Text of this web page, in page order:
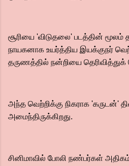
சூரியை 'விடுதலை' படத்தின் மூலம்
நாயகனாக உயர்த்திய இயக்குநர்
தருணத்தில் நன்றியை
அந்த வெற்றிக்கு நிகராக 'கருடன்'
அமைந்திருக்கிறது.
சினிமாவில் போலி நண்பர்கள்